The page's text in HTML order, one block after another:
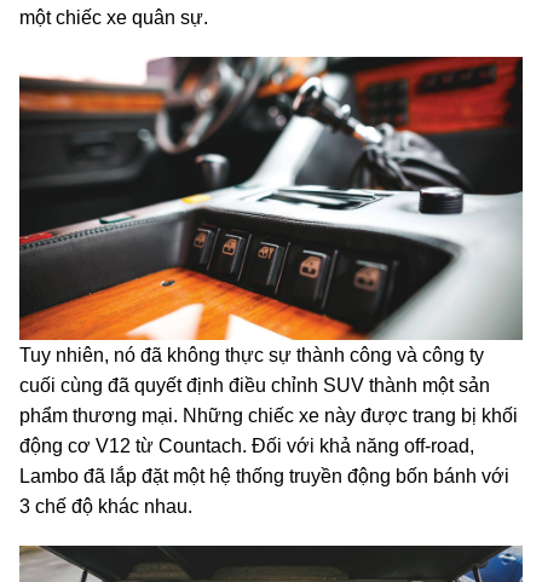
một chiếc xe quân sự.
Tuy nhiên, nó đã không thực sự thành công và công ty
cuối cùng đã quyết định điều chỉnh SUV thành một sản
phẩm thương mại. Những chiếc xe này được trang bị khối
động cơ V12 từ Countach. Đối với khả năng off-road,
Lambo đã lắp đặt một hệ thống truyền động bốn bánh với
3 chế độ khác nhau.